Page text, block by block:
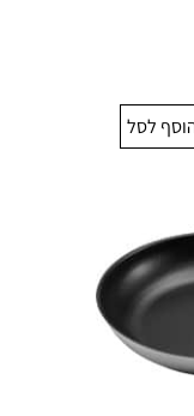
לסל